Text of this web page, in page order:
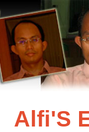
Alfi'S